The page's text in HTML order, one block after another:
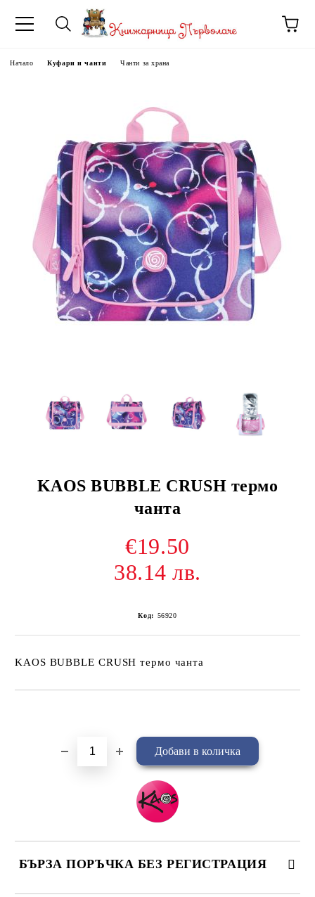
Начало Куфари и чанти Чанти за храна
KAOS BUBBLE CRUSH термо
чанта
€19.50
38.14 лв.
Код: 56920
KAOS BUBBLE CRUSH термо чанта
БЪРЗА ПОРЪЧКА БЕЗ РЕГИСТРАЦИЯ